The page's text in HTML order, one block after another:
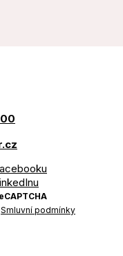
Smluvní podmínky